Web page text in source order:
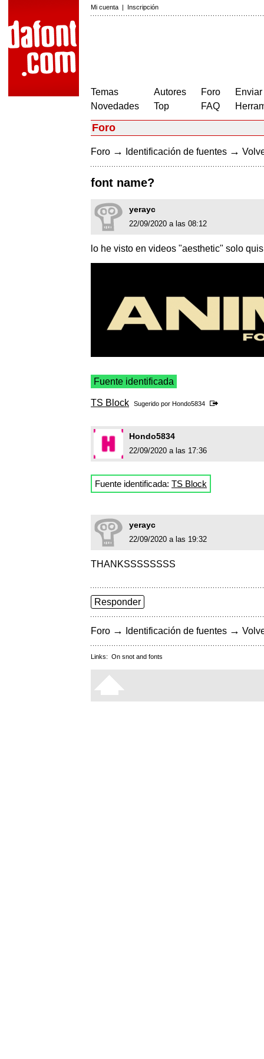
Mi cuenta | Inscripción
Temas
Novedades
Autores
Top
Foro
FAQ
Foro
Foro → Identificación de fuentes →
font name?
yerayc
22/09/2020 a las 08:12
lo he visto en videos "aesthetic" solo
Fuente identificada
TS Block Sugerido por Hondo5834
Hondo5834
22/09/2020 a las 17:36
Fuente identificada: TS Block
yerayc
22/09/2020 a las 19:32
THANKSSSSSSSS
Responder
Foro → Identificación de fuentes →
Links: On snot and fonts